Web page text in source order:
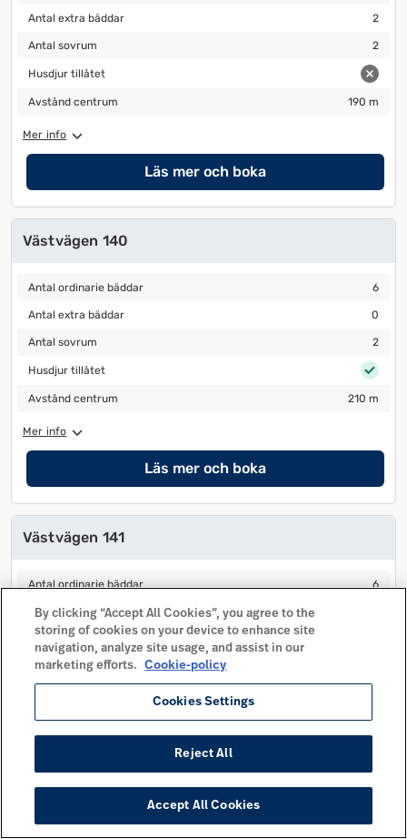
Antal extra bäddar
Antal extra bäddar 2
Antal sovrum
Antal sovrum 2
Husdjur tillåtet
Husdjur tillåtet
Avstånd centrum
Avstånd centrum 190 m
Mer info
Läs mer och boka
Västvägen 140
Antal ordinarie bäddar
Antal ordinarie bäddar 6
Antal extra bäddar
Antal extra bäddar 0
Antal sovrum
Antal sovrum 2
Husdjur tillåtet
Husdjur tillåtet
Avstånd centrum
Avstånd centrum 210 m
Mer info
Läs mer och boka
Västvägen 141
Antal ordinarie bäddar
Antal ordinarie bäddar 6
Antal extra bäddar 2
Antal extra bäddar
Antal sovrum 2
Antal sovrum
Husdjur tillåtet
Husdjur tillåtet
Avstånd centrum
Läs mer och boka
Västvägen 142
By clicking “Accept All Cookies”, you agree to the
storing of cookies on your device to enhance site
navigation, analyze site usage, and assist in our
marketing efforts.
Cookie-policy
Cookies Settings
Reject All
Accept All Cookies